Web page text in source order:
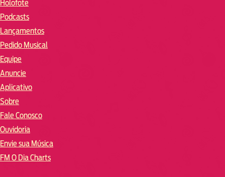
Holofote
Podcasts
Lançamentos
Pedido Musical
Equipe
Anuncie
Aplicativo
Sobre
Fale Conosco
Ouvidoria
Envie sua Música
FM O Dia Charts